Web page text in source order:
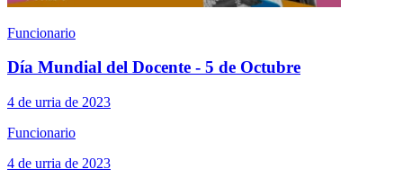
Funcionario
Día Mundial del Docente - 5 de Octubre
4 de urria de 2023
Funcionario
4 de urria de 2023